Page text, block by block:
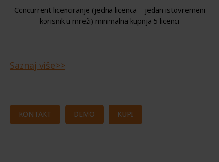
Concurrent licenciranje (jedna licenca – jedan istovremeni
korisnik u mreži) minimalna kupnja 5 licenci
Saznaj više>>
KONTAKT DEMO KUPI